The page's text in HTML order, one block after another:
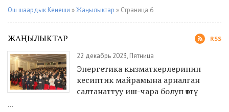
Ош шаардык Кеңеши »Жаңылыктар » Страница 6
ЖАҢЫЛЫКТАР RSS
22 декабрь 2023, Пятница
Энергетика кызматкерлеринин
кесиптик майрамына арналган
салтанаттуу иш-чара болуп өттү
...